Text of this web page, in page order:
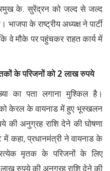
के. सुरेंद्रन को जल्द से जल्द
के राष्ट्रीय अध्यक्ष ने पार्टी
वे मौके पर पहुंचकर राहत कार्य में
के परिजनों को 2 लाख रुपये
का पता लगाना मुश्किल है।
को केरल के वायनाड में हुए भूस्खलन
अनुग्रह राशि देने की घोषणा
में कहा, प्रधानमंत्री ने वायनाड के
मृतक के परिजनों के लिए
लाख रुपये की अनुग्रह राशि देने की